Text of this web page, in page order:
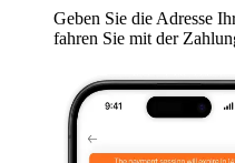
Geben Sie die Adresse
fahren Sie mit der